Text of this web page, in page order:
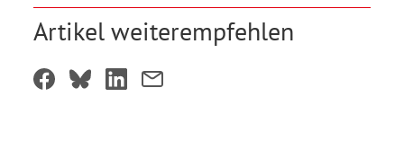
Artikel weiterempfehlen